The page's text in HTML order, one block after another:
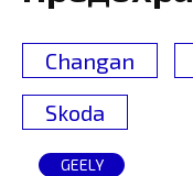
Changan
Skoda
GEELY